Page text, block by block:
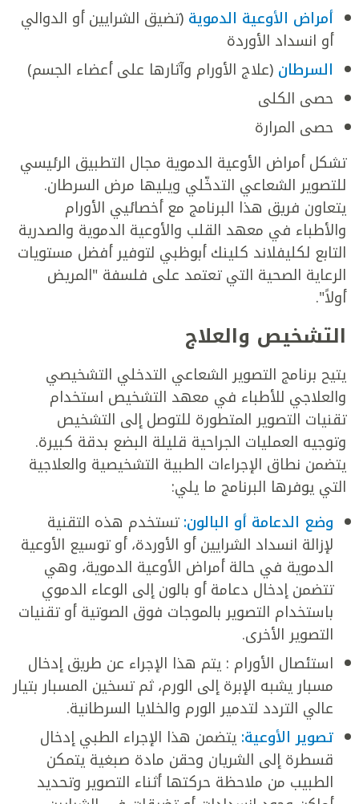
أمراض الأوعية الدموية (تضيق الشرايين أو الدوالي
أو انسداد الأوردة
السرطان (علاج الأورام وآثارها على أعضاء الجسم)
حصى الكلى
حصى المرارة
تشكل أمراض الأوعية الدموية مجال التطبيق الرئيسي
للتصوير الشعاعي التدخّلي ويليها مرض السرطان.
يتعاون فريق هذا البرنامج مع أخصائيي الأورام
والأطباء في معهد القلب والأوعية الدموية والصدرية
التابع لكليفلاند كلينك أبوظبي لتوفير أفضل مستويات
الرعاية الصحية التي تعتمد على فلسفة "المريض
أولاً".
التشخيص والعلاج
يتيح برنامج التصوير الشعاعي التدخلي التشخيصي
والعلاجي للأطباء في معهد التشخيص استخدام
تقنيات التصوير المتطورة للتوصل إلى التشخيص
وتوجيه العمليات الجراحية قليلة البضع بدقة كبيرة.
يتضمن نطاق الإجراءات الطبية التشخيصية والعلاجية
التي يوفرها البرنامج ما يلي:
وضع الدعامة أو البالون:تستخدم هذه التقنية
لإزالة انسداد الشرايين أو الأوردة، أو توسيع الأوعية
الدموية في حالة أمراض الأوعية الدموية، وهي
تتضمن إدخال دعامة أو بالون إلى الوعاء الدموي
باستخدام التصوير بالموجات فوق الصوتية أو تقنيات
التصوير الأخرى.
استئصال الأورام : يتم هذا الإجراء عن طريق إدخال
مسبار يشبه الإبرة إلى الورم، ثم تسخين المسبار بتيار
عالي التردد لتدمير الورم والخلايا السرطانية.
تصوير الأوعية: يتضمن هذا الإجراء الطبي إدخال
قسطرة إلى الشريان وحقن مادة صبغية يتمكن
الطبيب من ملاحظة حركتها أثناء التصوير وتحديد